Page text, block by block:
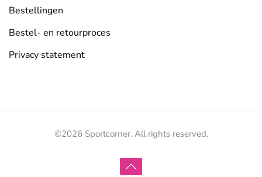
Bestellingen
Bestel- en retourproces
Privacy statement
©2026 Sportcorner. All rights reserved.